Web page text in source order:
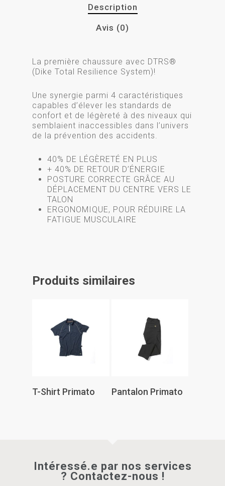
Description
Avis (0)
La première chaussure avec DTRS®
(Dike Total Resilience System)!
Une synergie parmi 4 caractéristiques
capables d’élever les standards de
confort et de légèreté à des niveaux qui
semblaient inaccessibles dans l’univers
de la prévention des accidents.
40% DE LÉGÈRETÉ EN PLUS
+ 40% DE RETOUR D’ÉNERGIE
POSTURE CORRECTE GRÂCE AU
DÉPLACEMENT DU CENTRE VERS LE
TALON
ERGONOMIQUE, POUR RÉDUIRE LA
FATIGUE MUSCULAIRE
Produits similaires
Lire La Suite
T-Shirt Primato Lire La Suite
Pantalon Primato
Intéressé.e par nos services
? Contactez-nous !